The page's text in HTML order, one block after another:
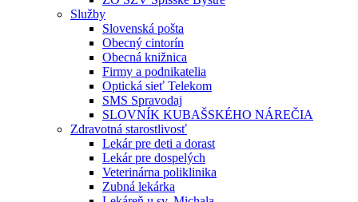
Služby
Slovenská pošta
Obecný cintorín
Obecná knižnica
Firmy a podnikatelia
Optická sieť Telekom
SMS Spravodaj
SLOVNÍK KUBAŠSKÉHO NÁREČIA
Zdravotná starostlivosť
Lekár pre deti a dorast
Lekár pre dospelých
Veterinárna poliklinika
Zubná lekárka